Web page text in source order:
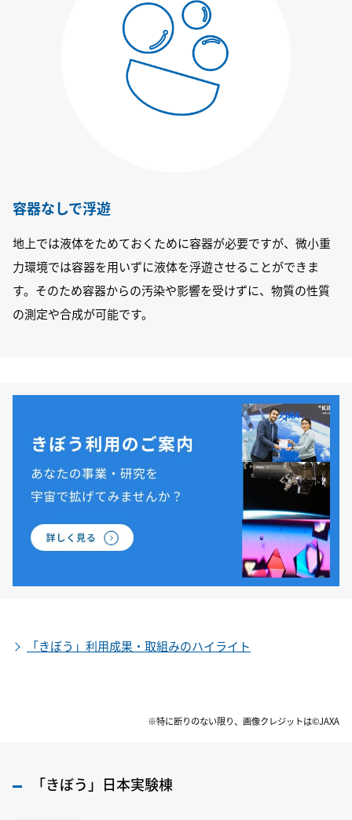
容器なしで浮遊
地上では液体をためておくために容器が必要ですが、微小重
力環境では容器を用いずに液体を浮遊させることができま
す。そのため容器からの汚染や影響を受けずに、物質の性質
の測定や合成が可能です。
「きぼう」利用成果・取組みのハイライト
※特に断りのない限り、画像クレジットは©JAXA
「きぼう」日本実験棟